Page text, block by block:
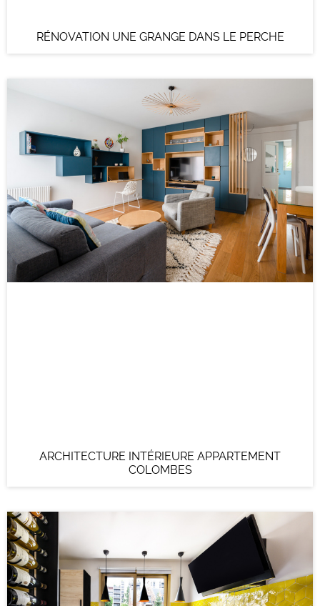
RÉNOVATION UNE GRANGE DANS LE PERCHE
ARCHITECTURE INTÉRIEURE APPARTEMENT
COLOMBES